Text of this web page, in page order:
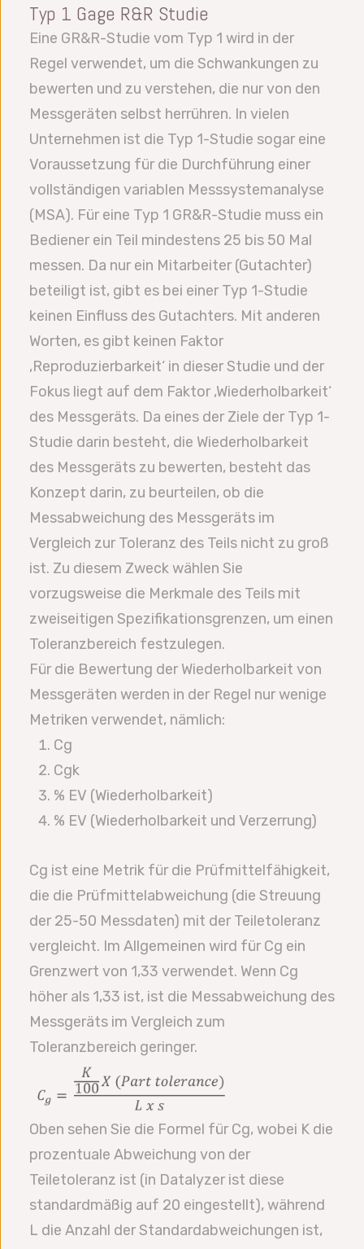
Typ 1 Gage R&R Studie
Eine GR&R-Studie vom Typ 1 wird in der
Regel verwendet, um die Schwankungen zu
bewerten und zu verstehen, die nur von den
Messgeräten selbst herrühren. In vielen
Unternehmen ist die Typ 1-Studie sogar eine
Voraussetzung für die Durchführung einer
vollständigen variablen Messsystemanalyse
(MSA). Für eine Typ 1 GR&R-Studie muss ein
Bediener ein Teil mindestens 25 bis 50 Mal
messen. Da nur ein Mitarbeiter (Gutachter)
beteiligt ist, gibt es bei einer Typ 1-Studie
keinen Einfluss des Gutachters. Mit anderen
Worten, es gibt keinen Faktor
‚Reproduzierbarkeit‘ in dieser Studie und der
Fokus liegt auf dem Faktor ‚Wiederholbarkeit‘
des Messgeräts. Da eines der Ziele der Typ 1-
Studie darin besteht, die Wiederholbarkeit
des Messgeräts zu bewerten, besteht das
Konzept darin, zu beurteilen, ob die
Messabweichung des Messgeräts im
Vergleich zur Toleranz des Teils nicht zu groß
ist. Zu diesem Zweck wählen Sie
vorzugsweise die Merkmale des Teils mit
zweiseitigen Spezifikationsgrenzen, um einen
Toleranzbereich festzulegen.
Für die Bewertung der Wiederholbarkeit von
Messgeräten werden in der Regel nur wenige
Metriken verwendet, nämlich:
Cg
Cgk
% EV (Wiederholbarkeit)
% EV (Wiederholbarkeit und Verzerrung)
Cg ist eine Metrik für die Prüfmittelfähigkeit,
die die Prüfmittelabweichung (die Streuung
der 25-50 Messdaten) mit der Teiletoleranz
vergleicht. Im Allgemeinen wird für Cg ein
Grenzwert von 1,33 verwendet. Wenn Cg
höher als 1,33 ist, ist die Messabweichung des
Messgeräts im Vergleich zum
Toleranzbereich geringer.
Oben sehen Sie die Formel für Cg, wobei K die
prozentuale Abweichung von der
Teiletoleranz ist (in Datalyzer ist diese
standardmäßig auf 20 eingestellt), während
L die Anzahl der Standardabweichungen ist,